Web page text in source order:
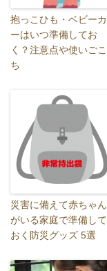
抱っこひも・ベビーカ
ーはいつ準備してお
く？注意点や使いごこ
ち
災害に備えて赤ちゃん
がいる家庭で準備して
おく防災グッズ 5選